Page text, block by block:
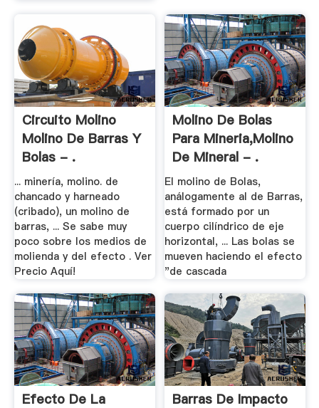
Circuito Molino
Molino De Barras Y
Bolas - .
... minería, molino. de
chancado y harneado
(cribado), un molino de
barras, ... Se sabe muy
poco sobre los medios de
molienda y del efecto . Ver
Precio Aquí!
Molino De Bolas
Para Mineria,Molino
De Mineral - .
El molino de Bolas,
análogamente al de Barras,
está formado por un
cuerpo cilíndrico de eje
horizontal, ... Las bolas se
mueven haciendo el efecto
"de cascada
Efecto De La
Barras De Impacto